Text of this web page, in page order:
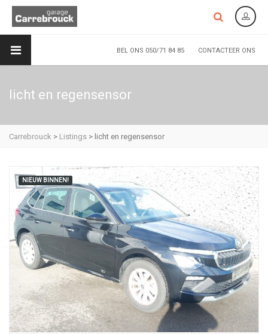
BEL ONS 050/71 84 85 CONTACTEER ONS
licht en regensensor
Carrebrouck > Listings > licht en regensensor
NIEUW BINNEN!